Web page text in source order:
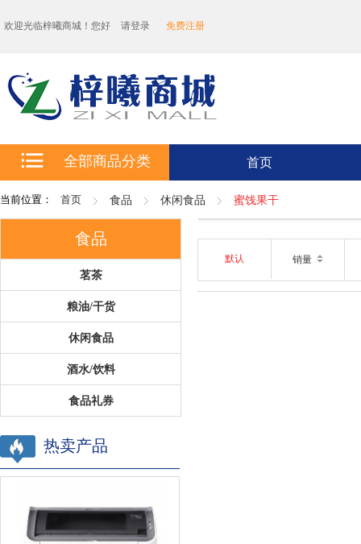
欢迎光临梓曦商城！您好 请登录 免费注册
全部商品分类 首页
当前位置： 首页 食品 休闲食品 蜜饯果干
食品
茗茶
粮油/干货
休闲食品
酒水/饮料
食品礼券
热卖产品
默认 销量